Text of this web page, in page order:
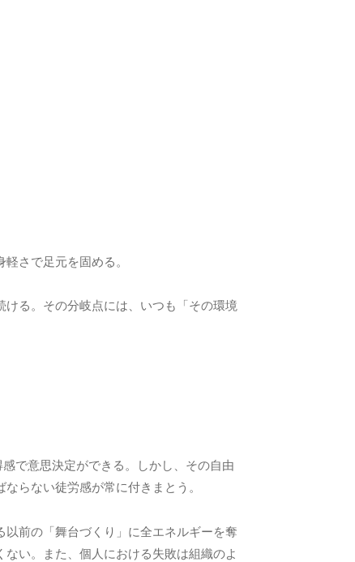
さで足元を固める。
る。その分岐点には、いつも「その環境
で意思決定ができる。しかし、その自由
らない徒労感が常に付きまとう。
前の「舞台づくり」に全エネルギーを奪
い。また、個人における失敗は組織のよ